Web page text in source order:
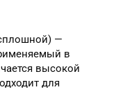
—
в
высокой
для